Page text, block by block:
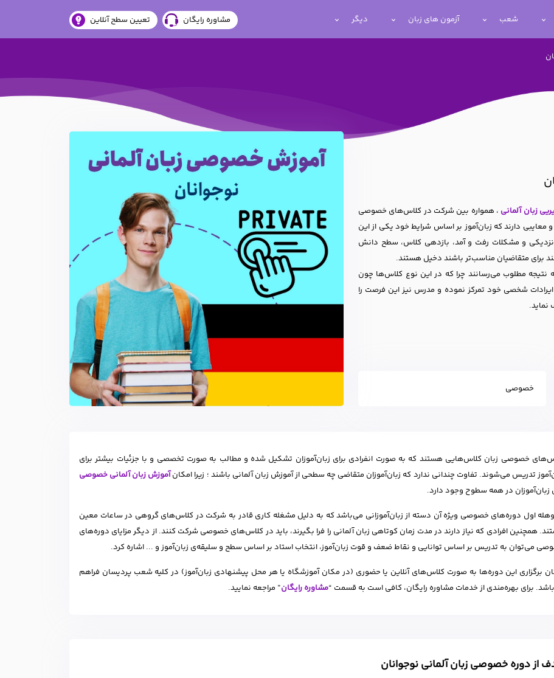
شعب آزمون های زبان دیگر مشاوره رایگان تعیین سطح آنلاین
زبان آلمانی ، همواره بین شرکت در کلاس‌های خصوصی
دارند که زبان‌آموز بر اساس شرایط خود یکی از این
نزدیکی و مشکلات رفت و آمد، بازدهی کلاس، سطح دانش
برای متقاضیان مناسب‌تر باشند دخیل هستند.
نتیجه مطلوب می‌رسانند چرا که در این نوع کلاس‌ها چون
ایرادات شخصی خود تمرکز نموده و مدرس نیز این فرصت را
نماید.
خصوصی
خصوصی زبان کلاس‌هایی هستند که به صورت انفرادی برای زبان‌آموزان تشکیل شده و مطالب به صورت تخصصی و با جزئیات بیشتر برای
تدریس می‌شوند. تفاوت چندانی ندارد که زبان‌آموزان متقاضی چه سطحی از آموزش زبان آلمانی باشند ؛ زیرا امکانآموزش زبان آلمانی خصوصی
زبان‌آموزان در همه سطوح وجود دارد.
اول دوره‌های خصوصی ویژه آن دسته از زبان‌آموزانی می‌باشد که به دلیل مشغله کاری قادر به شرکت در کلاس‌های گروهی در ساعات معین
همچنین افرادی که نیاز دارند در مدت زمان کوتاهی زبان آلمانی را فرا بگیرند، باید در کلاس‌های خصوصی شرکت کنند. از دیگر مزایای دوره‌های
می‌توان به تدریس بر اساس توانایی و نقاط ضعف و قوت زبان‌آموز، انتخاب استاد بر اساس سطح و سلیقه‌ی زبان‌آموز و ... اشاره کرد.
برگزاری این دوره‌ها به صورت کلاس‌های آنلاین یا حضوری (در مکان آموزشگاه یا هر محل پیشنهادی زبان‌آموز) در کلیه شعب پردیسان فراهم
برای بهره‌مندی از خدمات مشاوره رایگان، کافی است به قسمت “مشاوره رایگان” مراجعه نمایید.
از دوره خصوصی زبان آلمانی نوجوانان